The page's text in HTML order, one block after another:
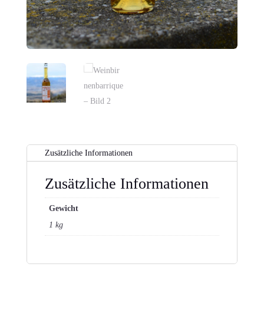
Zusätzliche Informationen
Zusätzliche Informationen
Gewicht
1 kg